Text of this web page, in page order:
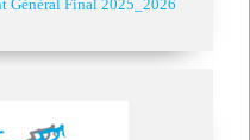
Général Final 2025_2026